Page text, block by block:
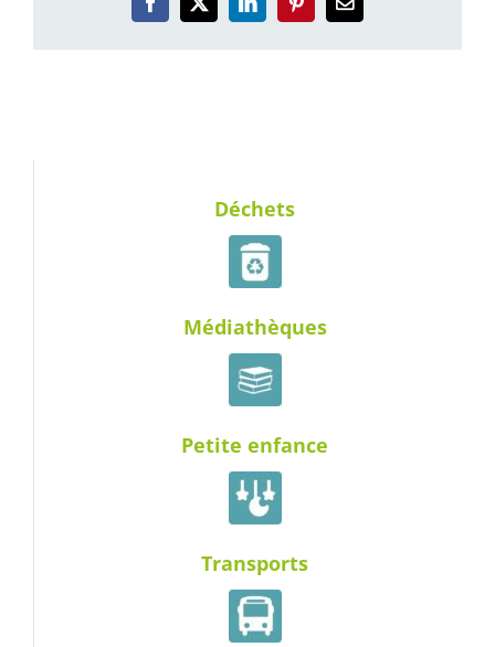
Facebook
X LinkedInPinterestEmail
Déchets
Médiathèques
Petite enfance
Transports